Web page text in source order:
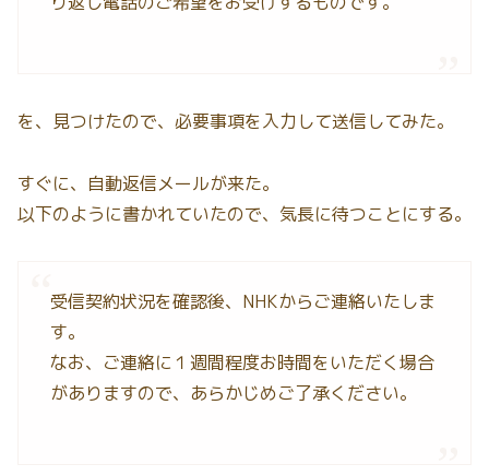
を、見つけたので、必要事項を入力して送信してみた。
すぐに、自動返信メールが来た。
以下のように書かれていたので、気長に待つことにする。
受信契約状況を確認後、NHKからご連絡いたしま
す。
なお、ご連絡に１週間程度お時間をいただく場合
がありますので、あらかじめご了承ください。